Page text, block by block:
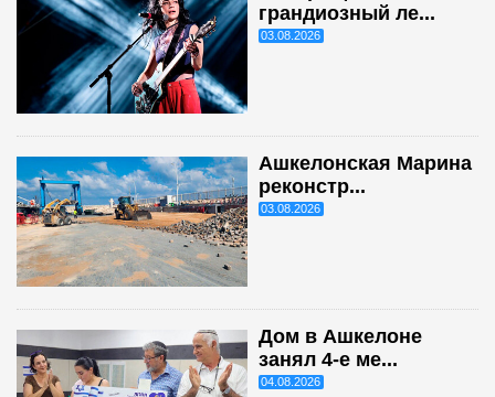
грандиозный ле...
03.08.2026
Ашкелонская Марина
реконстр...
03.08.2026
Дом в Ашкелоне
занял 4-е ме...
04.08.2026